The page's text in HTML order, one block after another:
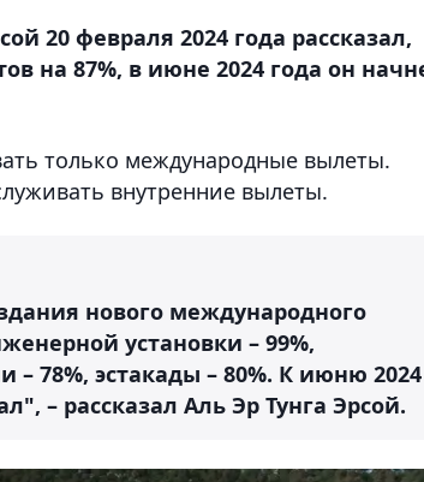
20 февраля 2024 года рассказал,
на 87%, в июне 2024 года он
только международные вылеты.
внутренние вылеты.
нового международного
установки – 99%,
– 78%, эстакады – 80%. К июню 2024
– рассказал Аль Эр Тунга Эрсой.